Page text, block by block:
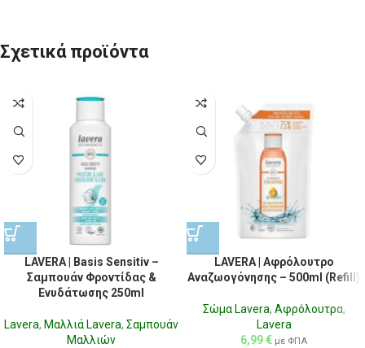
Σχετικά προϊόντα
LAVERA | Basis Sensitiv –
Σαμπουάν Φροντίδας &
Ενυδάτωσης 250ml
Lavera, Μαλλιά Lavera, Σαμπουάν
Μαλλιών
LAVERA | Αφρόλουτρο
Αναζωογόνησης – 500ml (Refill)
Σώμα Lavera, Αφρόλουτρα,
Lavera
6,99€ με ΦΠΑ